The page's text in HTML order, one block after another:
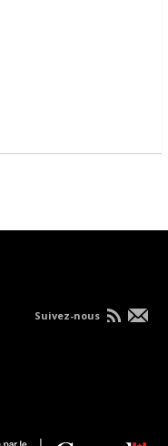
Suivez-nous